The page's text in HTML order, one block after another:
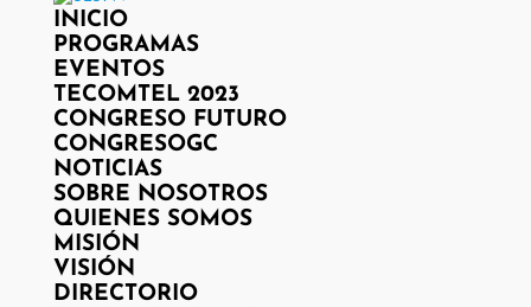
INICIO
PROGRAMAS
EVENTOS
TECOMTEL 2023
CONGRESO FUTURO
CONGRESOGC
NOTICIAS
SOBRE NOSOTROS
QUIENES SOMOS
MISIÓN
VISIÓN
DIRECTORIO